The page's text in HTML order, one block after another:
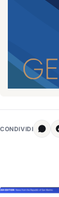
CONDIVIDI